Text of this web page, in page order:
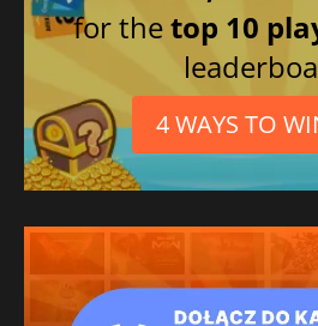
for thetop 10
4 WAYS TO